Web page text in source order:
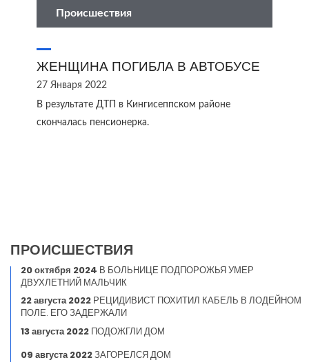
Происшествия
ЖЕНЩИНА ПОГИБЛА В АВТОБУСЕ
27 Января 2022
В результате ДТП в Кингисеппском районе
скончалась пенсионерка.
ПРОИСШЕСТВИЯ
20 октября 2024 В БОЛЬНИЦЕ ПОДПОРОЖЬЯ УМЕР
ДВУХЛЕТНИЙ МАЛЬЧИК
22 августа 2022 РЕЦИДИВИСТ ПОХИТИЛ КАБЕЛЬ В ЛОДЕЙНОМ
ПОЛЕ. ЕГО ЗАДЕРЖАЛИ
13 августа 2022 ПОДОЖГЛИ ДОМ
09 августа 2022ЗАГОРЕЛСЯ ДОМ